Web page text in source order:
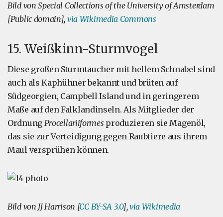
Bild von Special Collections of the University of Amsterdam
[Public domain], via Wikimedia Commons
15. Weißkinn-Sturmvogel
Diese großen Sturmtaucher mit hellem Schnabel sind
auch als Kaphühner bekannt und brüten auf
Südgeorgien, Campbell Island und in geringerem
Maße auf den Falklandinseln. Als Mitglieder der
Ordnung Procellariiformes produzieren sie Magenöl,
das sie zur Verteidigung gegen Raubtiere aus ihrem
Maul versprühen können.
Bild von JJ Harrison [CC BY-SA 3.0],via Wikimedia